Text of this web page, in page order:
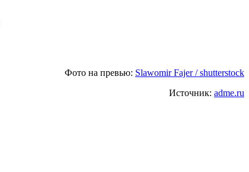
Фото на превью: Slawomir Fajer / shutterstock
Источник: adme.ru